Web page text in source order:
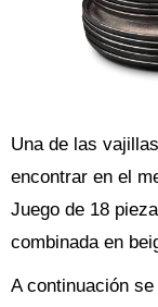
Una de las
encontrar en el
Juego de 18
combinada en
A continuación